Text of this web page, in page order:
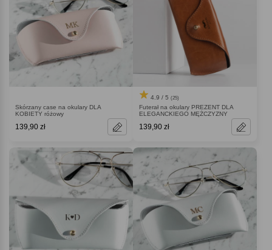
Skórzany case na okulary DLA
KOBIETY różowy
139,90 zł
4.9 / 5 (25)
Futerał na okulary PREZENT DLA
ELEGANCKIEGO MĘŻCZYZNY
139,90 zł